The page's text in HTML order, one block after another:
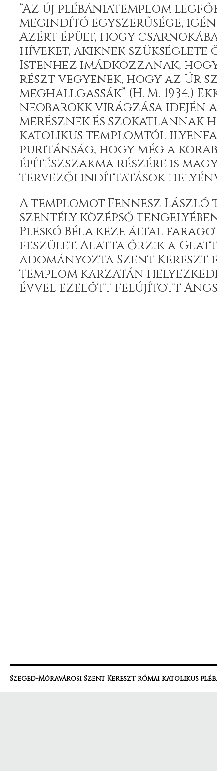
“Az új plébániatemplom
megindító egyszerűsége,
Azért épült, hogy
híveket, akiknek szükséglete
Istenhez imádkozzanak,
részt vegyenek, hogy az Úr
meghallgassák” (H. M. 1934.)
neobarokk virágzása idején
merésznek és szokatlannak
katolikus templomtól
puritánság, hogy még a
építészszakma részére is
tervezői indíttatások
A templomot Fennesz László
szentély középső
Pleskó Béla keze által
feszület. Alatta őrzik a
adományozta Szent Kereszt
templom karzatán
évvel ezelőtt felújított
Szeged-Móravárosi Szent Kereszt római katolikus